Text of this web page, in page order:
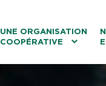
UNE ORGANISATION
COOPÉRATIVE